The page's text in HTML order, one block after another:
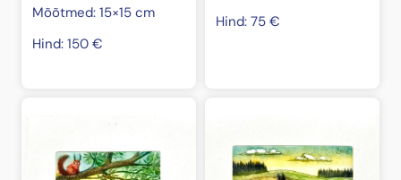
Mõõtmed: 15×15 cm
Hind: 150 €
Hind:75€